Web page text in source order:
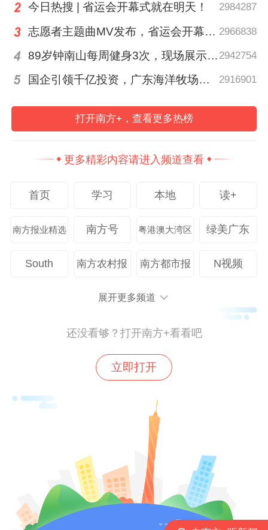
展会主办方、现场管理方的沟通衔接，细化
工作流程、完善应急预案，提前理顺供餐各
环节衔接机制，为展会安全供餐筑牢前期基
础。
聚焦风险防控核心，组织执法人员深入供餐
企业生产加工一线，对食品原料贮存、食材
毒、食品留样等关键环节开展全方位、无死
角检查，重点排查食品加工操作规范、卫生
隐患。
针对排查发现的问题，执法人员现场指导企
业立行立改、闭环整改，督促企业严格落实
食品安全主体责任，规范食品加工操作流
程，强化全员风险防范意识，坚决杜绝各类
今日热搜 | 省运会开幕式就在明天！ 2984287
志愿者主题曲MV发布，省运会开幕式“小青荔”准备好了！ 2966838
89岁钟南山每周健身3次，现场展示常用拉力器 2942754
国企引领千亿投资，广东海洋牧场这场会议信息量很大 2916901
打开南方+，查看更多热榜
更多精彩内容请进入频道查看
首页 学习 本地 读+
南方报业精选 南方号 粤港澳大湾区 绿美广东
South 南方农村报 南方都市报 N视频
展开更多频道
还没看够？打开南方+看看吧
立即打开